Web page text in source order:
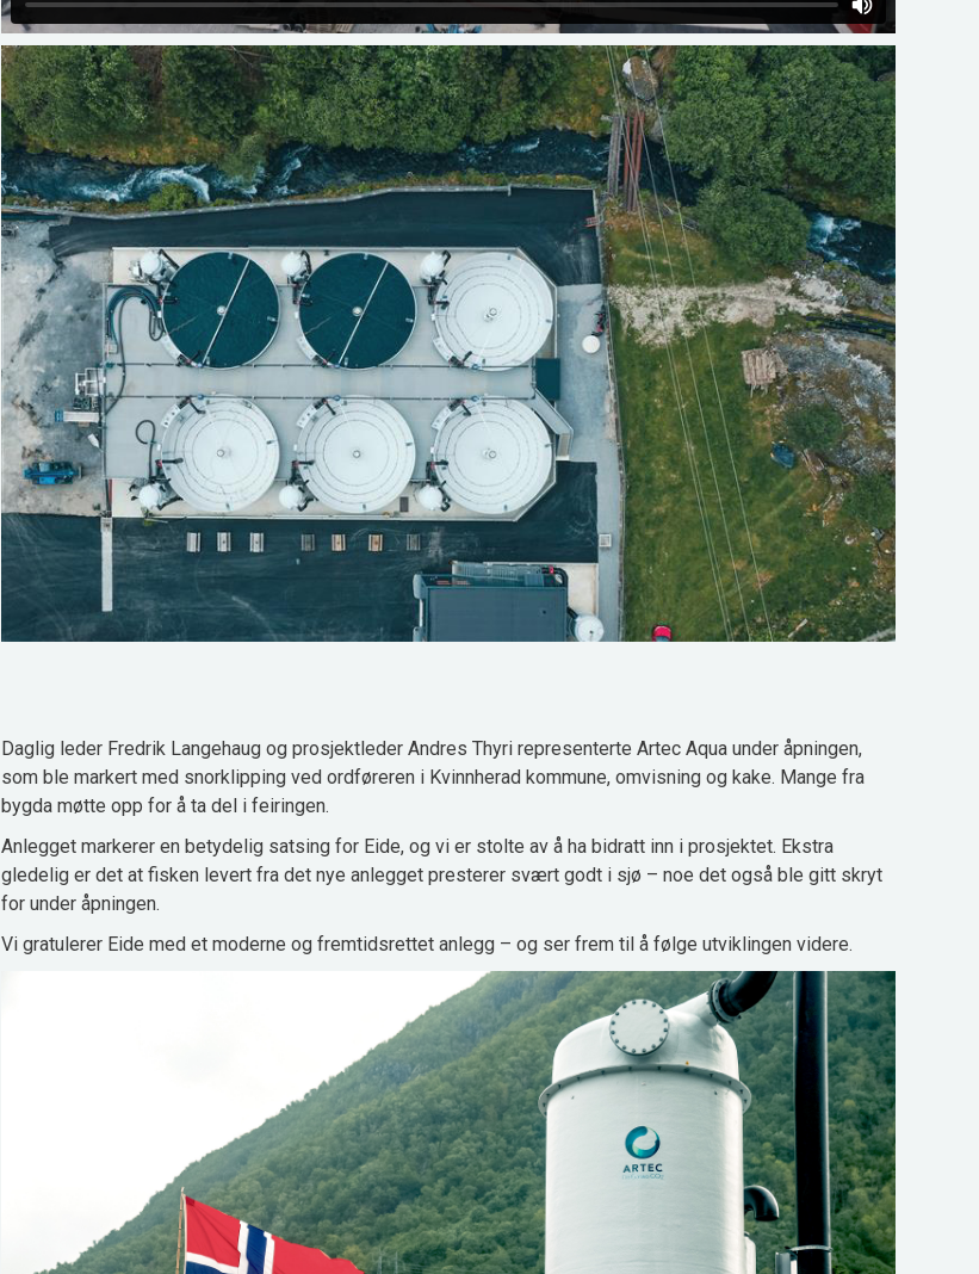
Daglig leder Fredrik Langehaug og prosjektleder Andres Thyri representerte Artec Aqua under åpningen,
som ble markert med snorklipping ved ordføreren i Kvinnherad kommune, omvisning og kake. Mange fra
bygda møtte opp for å ta del i feiringen.
Anlegget markerer en betydelig satsing for Eide, og vi er stolte av å ha bidratt inn i prosjektet. Ekstra
gledelig er det at fisken levert fra det nye anlegget presterer svært godt i sjø – noe det også ble gitt skryt
for under åpningen.
Vi gratulerer Eide med et moderne og fremtidsrettet anlegg – og ser frem til å følge utviklingen videre.